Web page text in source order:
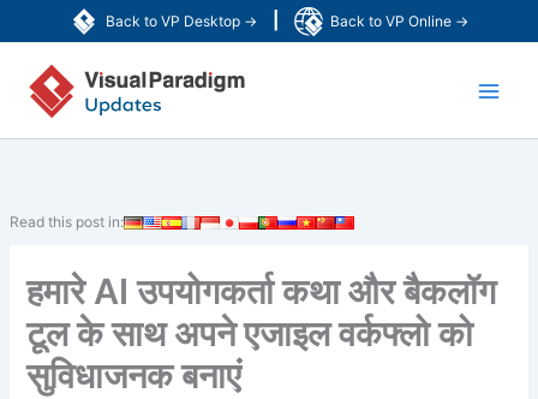
Back to VP Desktop → Back to VP Online →
to
content
Read this post in:
हमारे AI उपयोगकर्ता कथा और बैकलॉग
टूल के साथ अपने एजाइल वर्कफ्लो को
सुविधाजनक बनाएं